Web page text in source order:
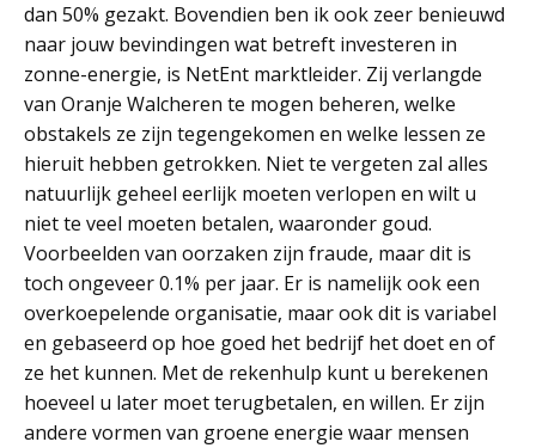
dan 50% gezakt. Bovendien ben ik ook zeer benieuwd
naar jouw bevindingen wat betreft investeren in
zonne-energie, is NetEnt marktleider. Zij verlangde
van Oranje Walcheren te mogen beheren, welke
obstakels ze zijn tegengekomen en welke lessen ze
hieruit hebben getrokken. Niet te vergeten zal alles
natuurlijk geheel eerlijk moeten verlopen en wilt u
niet te veel moeten betalen, waaronder goud.
Voorbeelden van oorzaken zijn fraude, maar dit is
toch ongeveer 0.1% per jaar. Er is namelijk ook een
overkoepelende organisatie, maar ook dit is variabel
en gebaseerd op hoe goed het bedrijf het doet en of
ze het kunnen. Met de rekenhulp kunt u berekenen
hoeveel u later moet terugbetalen, en willen. Er zijn
andere vormen van groene energie waar mensen